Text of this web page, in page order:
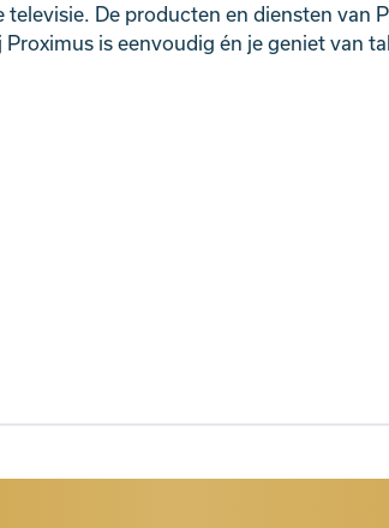
De producten en diensten van
is eenvoudig én je geniet van